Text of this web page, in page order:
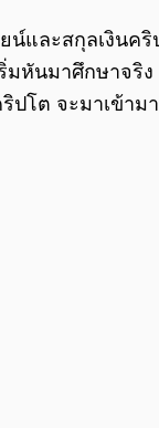
น์และสกุลเงินคริ
มหันมาศึกษาจริง
ปโต จะมาเข้าม